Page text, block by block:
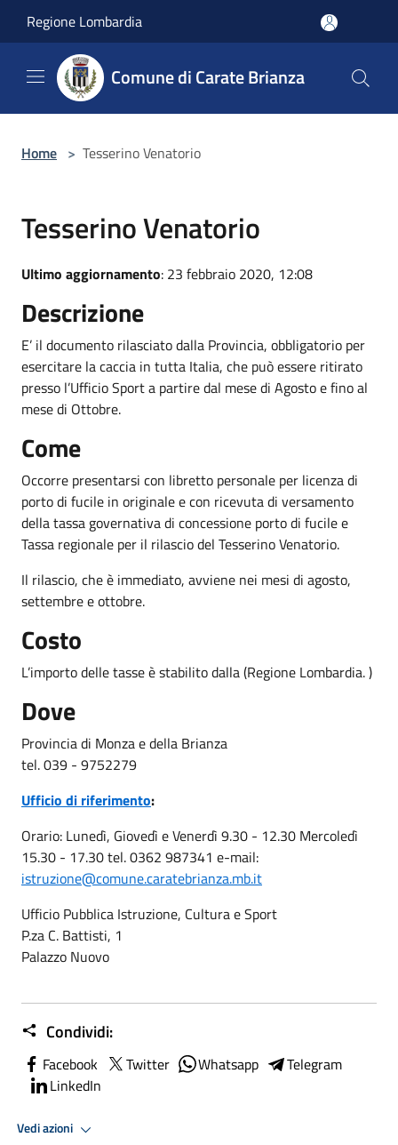
Regione Lombardia
Comune di Carate Brianza
Home > Tesserino Venatorio
Tesserino Venatorio
Ultimo aggiornamento: 23 febbraio 2020, 12:08
Descrizione
E’ il documento rilasciato dalla Provincia, obbligatorio per
esercitare la caccia in tutta Italia, che può essere ritirato
presso l’Ufficio Sport a partire dal mese di Agosto e fino al
mese di Ottobre.
Come
Occorre presentarsi con libretto personale per licenza di
porto di fucile in originale e con ricevuta di versamento
della tassa governativa di concessione porto di fucile e
Tassa regionale per il rilascio del Tesserino Venatorio.
Il rilascio, che è immediato, avviene nei mesi di agosto,
settembre e ottobre.
Costo
L’importo delle tasse è stabilito dalla (Regione Lombardia. )
Dove
Provincia di Monza e della Brianza
tel. 039 - 9752279
Ufficio di riferimento:
Orario: Lunedì, Giovedì e Venerdì 9.30 - 12.30 Mercoledì
15.30 - 17.30 tel. 0362 987341 e-mail:
istruzione@comune.caratebrianza.mb.it
Ufficio Pubblica Istruzione, Cultura e Sport
P.za C. Battisti, 1
Palazzo Nuovo
Condividi:
Facebook Twitter Whatsapp
Telegram
LinkedIn
Vedi azioni